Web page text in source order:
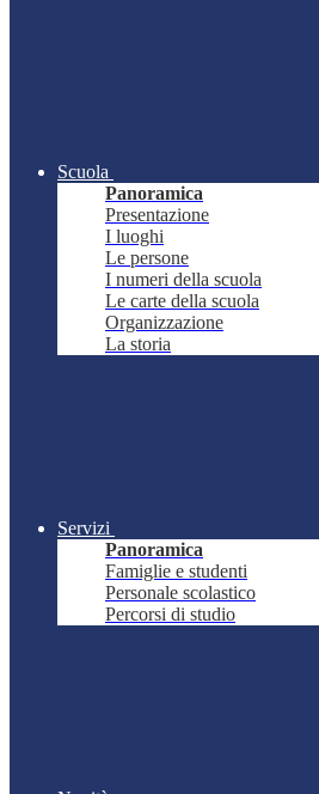
Scuola
Panoramica
Presentazione
I luoghi
Le persone
I numeri della scuola
Le carte della scuola
Organizzazione
La storia
Servizi
Panoramica
Famiglie e studenti
Personale scolastico
Percorsi di studio